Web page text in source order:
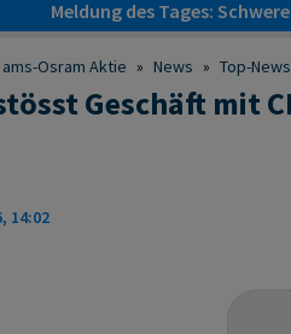
Meldung des Tages:
ams-Osram Aktie » News » Top-News
Geschäft mit
14:02